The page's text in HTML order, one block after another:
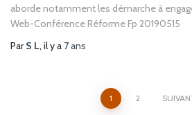
aborde notamment les démarche à
Web-Conférence Réforme Fp 20190515
ParS L, il y a 7 ans
1 2